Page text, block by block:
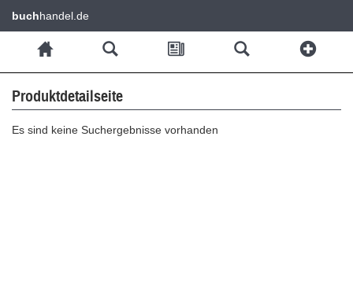
buchhandel.de
Produktdetailseite
Es sind keine Suchergebnisse vorhanden